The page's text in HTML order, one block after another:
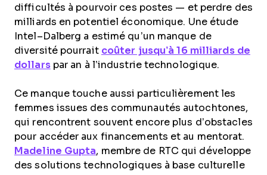
difficultés à pourvoir ces postes — et perdre des
milliards en potentiel économique. Une étude
Intel–Dalberg a estimé qu’un manque de
diversité pourrait coûter jusqu’à 16 milliards de
dollarspar an à l’industrie technologique.
Ce manque touche aussi particulièrement les
femmes issues des communautés autochtones,
qui rencontrent souvent encore plus d’obstacles
pour accéder aux financements et au mentorat.
Madeline Gupta, membre de RTC qui développe
des solutions technologiques à base culturelle